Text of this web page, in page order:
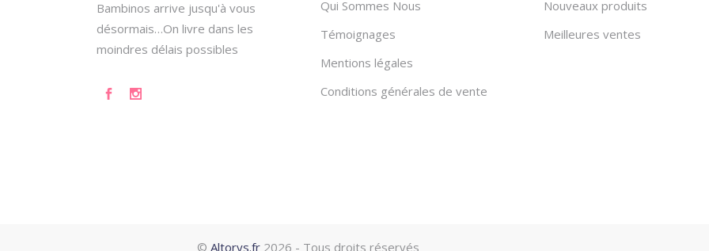
Bambinos arrive jusqu'à vous
désormais…On livre dans les
moindres délais possibles
Qui Sommes Nous
Témoignages
Mentions légales
Conditions générales de vente
Nouveaux produits
Meilleures ventes
© Altorys.fr 2026 - Tous droits réservés